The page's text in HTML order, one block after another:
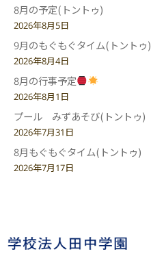
8月の予定(トントゥ)
2026年8月5日
9月のもぐもぐタイム(トントゥ)
2026年8月4日
8月の行事予定
2026年8月1日
プール みずあそび(トントゥ)
2026年7月31日
8月もぐもぐタイム(トントゥ)
2026年7月17日